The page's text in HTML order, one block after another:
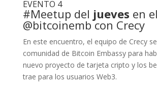
EVENTO 4
#Meetup del jueves en el
@bitcoinembcon Crecy
En este encuentro, el equipo de Crecy
comunidad de Bitcoin Embassy para
nuevo proyecto de tarjeta cripto y los
trae para los usuarios Web3.